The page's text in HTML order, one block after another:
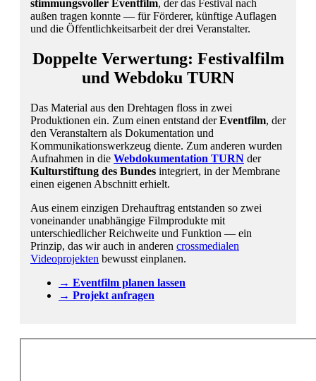
stimmungsvoller Eventfilm, der das Festival nach
außen tragen konnte — für Förderer, künftige Auflagen
und die Öffentlichkeitsarbeit der drei Veranstalter.
Doppelte Verwertung: Festivalfilm
und Webdoku TURN
Das Material aus den Drehtagen floss in zwei
Produktionen ein. Zum einen entstand derEventfilm, der
den Veranstaltern als Dokumentation und
Kommunikationswerkzeug diente. Zum anderen wurden
Aufnahmen in die Webdokumentation TURN der
Kulturstiftung des Bundes integriert, in der Membrane
einen eigenen Abschnitt erhielt.
Aus einem einzigen Drehauftrag entstanden so zwei
voneinander unabhängige Filmprodukte mit
unterschiedlicher Reichweite und Funktion — ein
Prinzip, das wir auch in anderen crossmedialen
Videoprojekten bewusst einplanen.
→ Eventfilm planen lassen
→ Projekt anfragen